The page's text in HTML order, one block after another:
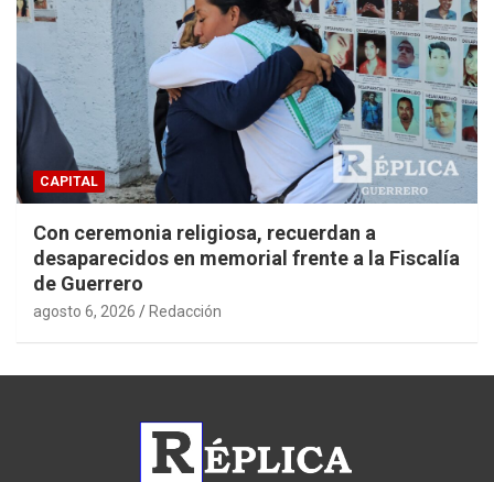
CAPITAL
Con ceremonia religiosa, recuerdan a
desaparecidos en memorial frente a la Fiscalía
de Guerrero
agosto 6, 2026 Redacción